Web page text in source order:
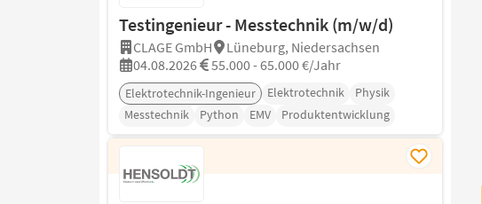
Testingenieur - Messtechnik (m/w/d)
CLAGE GmbH
Lüneburg, Niedersachsen
04.08.2026
55.000 - 65.000 €/Jahr
Elektrotechnik-Ingenieur Elektrotechnik
Physik
Messtechnik
Python EMV Produktentwicklung